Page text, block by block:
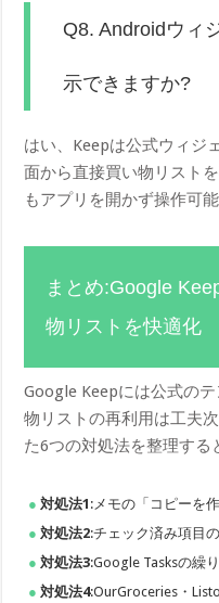
Q8. Androidウィ
示できますか?
はい、Keepは公式ウィジ
面から直接買い物リスト
もアプリを開かず操作可能
まとめ:Google
物リストを快適化
Google Keepには公式の
物リストの再利用は工夫
た6つの対処法を整理する
対処法1 :メモの「コピーを
対処法2:チェック済み項目
対処法3:Google Tasksの繰
対処法4:OurGroceries・